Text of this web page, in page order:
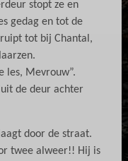
stopt ze en
gedag en tot de
tot bij Chantal,
les, Mevrouw”.
de deur achter
door de straat.
twee alweer!! Hij is